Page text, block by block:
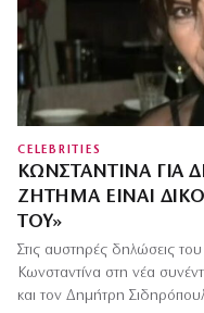
CELEBRITIES
ΚΩΝΣΤΑΝΤΊΝΑ ΓΙΑ
ΖΉΤΗΜΑ ΕΊΝΑΙ
ΤΟΥ»
Στις αυστηρές δηλώσεις
Κωνσταντίνα στη νέα
και τον Δημήτρη